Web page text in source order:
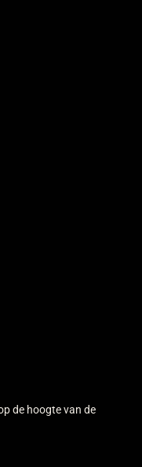
de hoogte van de